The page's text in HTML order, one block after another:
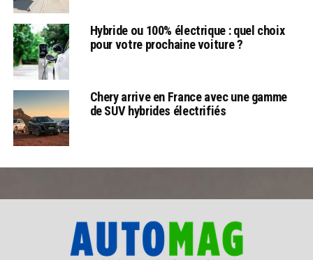
Hybride ou 100% électrique : quel choix
pour votre prochaine voiture ?
Chery arrive en France avec une gamme
de SUV hybrides électrifiés